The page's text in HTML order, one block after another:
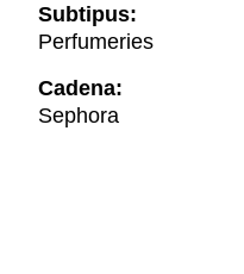
Subtipus:
Perfumeries
Cadena:
Sephora